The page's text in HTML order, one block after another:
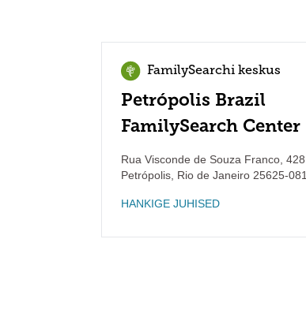
FamilySearchi keskus
Petrópolis Brazil
FamilySearch Center
Rua Visconde de Souza Franco, 428
Petrópolis Rio de Janeiro 25625-081
HANKIGE JUHISED